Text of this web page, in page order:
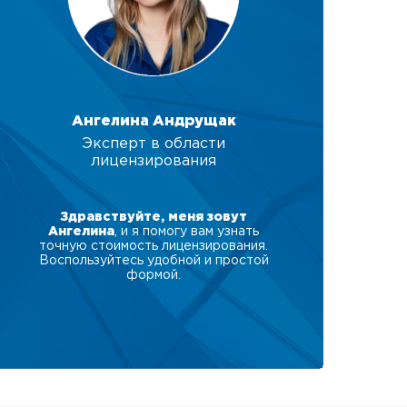
Ангелина Андрущак
Эксперт в области
лицензирования
Здравствуйте, меня зовут
Ангелина , и я помогу вам узнать
точную стоимость лицензирования.
Воспользуйтесь удобной и простой
формой.